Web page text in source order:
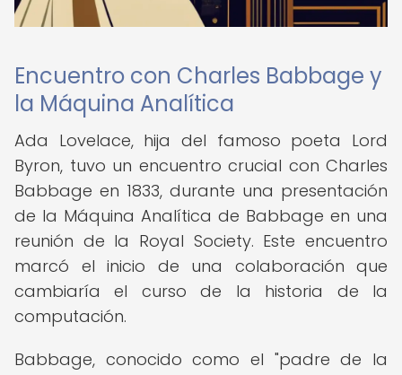
Encuentro con Charles Babbage y
la Máquina Analítica
Ada Lovelace, hija del famoso poeta Lord
Byron, tuvo un encuentro crucial con Charles
Babbage en 1833, durante una presentación
de la Máquina Analítica de Babbage en una
reunión de la Royal Society. Este encuentro
marcó el inicio de una colaboración que
cambiaría el curso de la historia de la
computación.
Babbage, conocido como el "padre de la